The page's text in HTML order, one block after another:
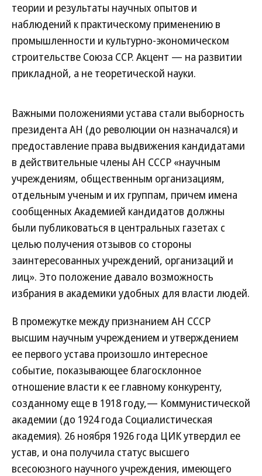
теории и результаты научных опытов и
наблюдений к практическому применению в
промышленности и культурно-экономическом
строительстве Союза ССР. Акцент — на развитии
прикладной, а не теоретической науки.
Важными положениями устава стали выборность
президента АН (до революции он назначался) и
предоставление права выдвижения кандидатами
в действительные члены АН СССР «научным
учреждениям, общественным организациям,
отдельным ученым и их группам, причем имена
сообщенных Академией кандидатов должны
были публиковаться в центральных газетах с
целью получения отзывов со стороны
заинтересованных учреждений, организаций и
лиц». Это положение давало возможность
избрания в академики удобных для власти людей.
В промежутке между признанием АН СССР
высшим научным учреждением и утверждением
ее первого устава произошло интересное
событие, показывающее благосклонное
отношение власти к ее главному конкуренту,
созданному еще в 1918 году,— Коммунистической
академии (до 1924 года Социалистическая
академия). 26 ноября 1926 года ЦИК утвердил ее
устав, и она получила статус высшего
всесоюзного научного учреждения, имеющего